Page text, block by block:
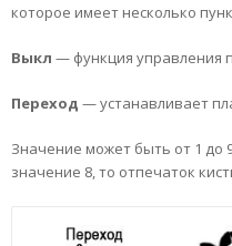
которое имеет несколько
Выкл — функция управления
Переход — устанавливает
Значение может быть от 1 до
значение 8, то отпечаток